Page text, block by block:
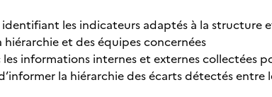
les indicateurs adaptés à la structure
et des équipes concernées
informations internes et externes collectées
la hiérarchie des écarts détectés entre